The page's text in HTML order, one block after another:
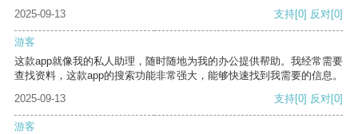
2025-09-13 支持[0] 反对[0]
游客
这款app就像我的私人助理，随时随地为我的办公提供帮助。我经常需要
查找资料，这款app的搜索功能非常强大，能够快速找到我需要的信息。
2025-09-13
支持[0] 反对[0]
游客